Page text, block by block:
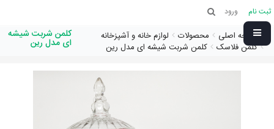
ثبت نام ورود
صفحه اصلی محصولات
لوازم خانه و آشپزخانه
کلمن فلاسک
کلمن شربت شیشه ای مدل رین
کلمن شربت شیشه
ای مدل رین